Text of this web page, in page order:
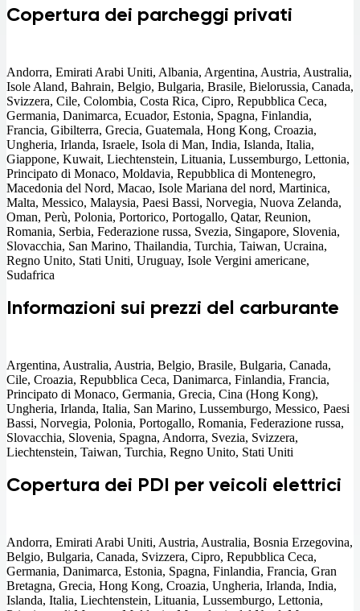
Copertura dei parcheggi privati
Andorra, Emirati Arabi Uniti, Albania, Argentina, Austria, Australia,
Isole Aland, Bahrain, Belgio, Bulgaria, Brasile, Bielorussia, Canada,
Svizzera, Cile, Colombia, Costa Rica, Cipro, Repubblica Ceca,
Germania, Danimarca, Ecuador, Estonia, Spagna, Finlandia,
Francia, Gibilterra, Grecia, Guatemala, Hong Kong, Croazia,
Ungheria, Irlanda, Israele, Isola di Man, India, Islanda, Italia,
Giappone, Kuwait, Liechtenstein, Lituania, Lussemburgo, Lettonia,
Principato di Monaco, Moldavia, Repubblica di Montenegro,
Macedonia del Nord, Macao, Isole Mariana del nord, Martinica,
Malta, Messico, Malaysia, Paesi Bassi, Norvegia, Nuova Zelanda,
Oman, Perù, Polonia, Portorico, Portogallo, Qatar, Reunion,
Romania, Serbia, Federazione russa, Svezia, Singapore, Slovenia,
Slovacchia, San Marino, Thailandia, Turchia, Taiwan, Ucraina,
Regno Unito, Stati Uniti, Uruguay, Isole Vergini americane,
Sudafrica
Informazioni sui prezzi del carburante
Argentina, Australia, Austria, Belgio, Brasile, Bulgaria, Canada,
Cile, Croazia, Repubblica Ceca, Danimarca, Finlandia, Francia,
Principato di Monaco, Germania, Grecia, Cina (Hong Kong),
Ungheria, Irlanda, Italia, San Marino, Lussemburgo, Messico, Paesi
Bassi, Norvegia, Polonia, Portogallo, Romania, Federazione russa,
Slovacchia, Slovenia, Spagna, Andorra, Svezia, Svizzera,
Liechtenstein, Taiwan, Turchia, Regno Unito, Stati Uniti
Copertura dei PDI per veicoli elettrici
Andorra, Emirati Arabi Uniti, Austria, Australia, Bosnia Erzegovina,
Belgio, Bulgaria, Canada, Svizzera, Cipro, Repubblica Ceca,
Germania, Danimarca, Estonia, Spagna, Finlandia, Francia, Gran
Bretagna, Grecia, Hong Kong, Croazia, Ungheria, Irlanda, India,
Islanda, Italia, Liechtenstein, Lituania, Lussemburgo, Lettonia,